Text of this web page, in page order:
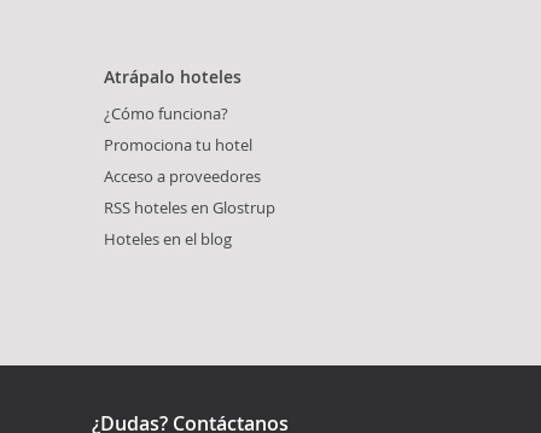
Atrápalo hoteles
¿Cómo funciona?
Promociona tu hotel
Acceso a proveedores
RSS hoteles en Glostrup
Hoteles en el blog
¿Dudas? Contáctanos